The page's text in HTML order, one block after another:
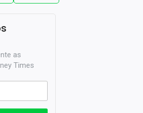
as
Times